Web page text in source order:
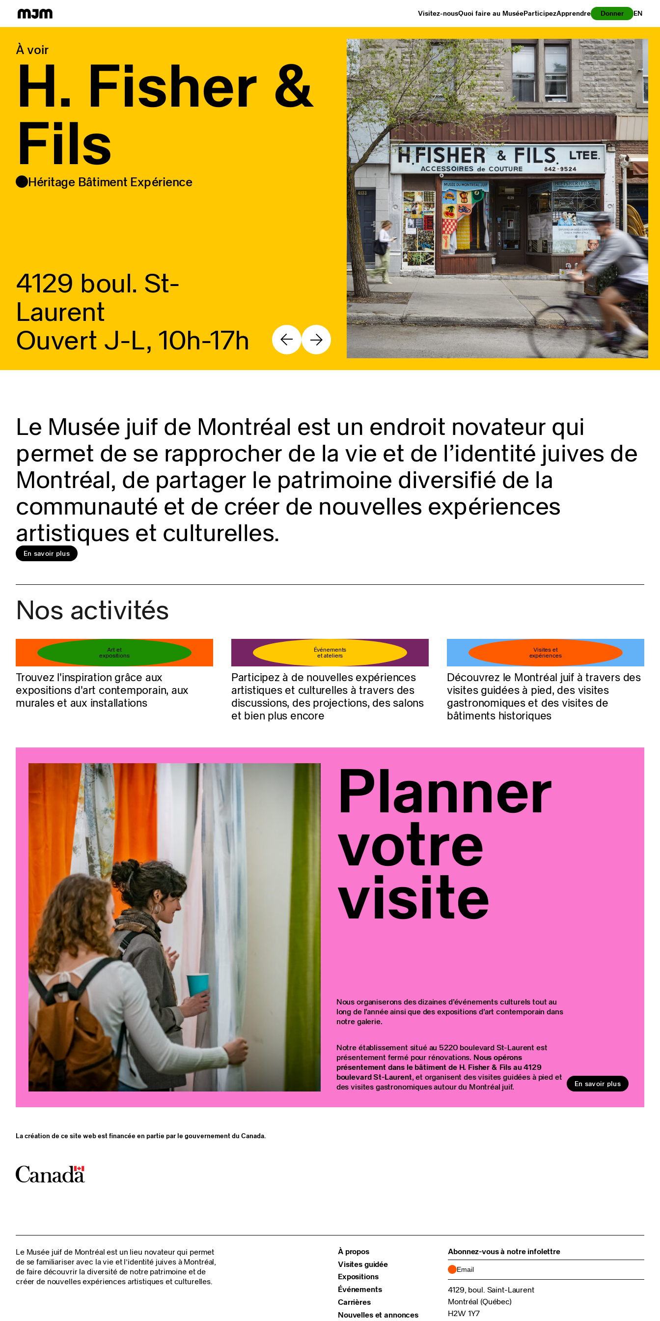
Visitez-nousQuoi faire au MuséeParticipezApprendre Donner EN
Homepage
À voir
H. Fisher &
Fils
Héritage Bâtiment Expérience
4129 boul. St-
Laurent
Ouvert J-L, 10h-17h
Réservez votre billet
En savoir plus
Le Musée juif de Montréal est un endroit novateur qui
permet de se rapprocher de la vie et de l’identité juives de
Montréal, de partager le patrimoine diversifié de la
communauté et de créer de nouvelles expériences
artistiques et culturelles.
En savoir plus
Nos activités
Art et
expositions
Trouvez l'inspiration grâce aux
expositions d'art contemporain, aux
murales et aux installations
Événements
et ateliers
Participez à de nouvelles expériences
artistiques et culturelles à travers des
discussions, des projections, des salons
et bien plus encore
Visites et
expériences
Découvrez le Montréal juif à travers des
visites guidées à pied, des visites
gastronomiques et des visites de
bâtiments historiques
Planner
votre
visite
Nous organiserons des dizaines d’événements culturels tout au
long de l’année ainsi que des expositions d’art contemporain dans
notre galerie.
Notre établissement situé au 5220 boulevard St-Laurent est
présentement fermé pour rénovations. Nous opérons
présentement dans le bâtiment de H. Fisher & Fils au 4129
boulevard St-Laurent, et organisent des visites guidées à pied et
des visites gastronomiques autour du Montréal juif.
En savoir plus
La création de ce site web est financée en partie par le gouvernement du Canada.
Le Musée juif de Montréal est un lieu novateur qui permet
de se familiariser avec la vie et l’identité juives à Montréal,
de faire découvrir la diversité de notre patrimoine et de
créer de nouvelles expériences artistiques et culturelles.
À propos
Visites guidée
Expositions
Événements
Carrières
Nouvelles et annonces
Abonnez-vous à notre infolettre
4129, boul. Saint-Laurent
Montréal (Québec)
H2W 1Y7